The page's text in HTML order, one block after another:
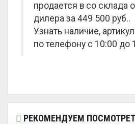
продается в со склада
дилера за 449 500 руб..
Узнать наличие,
по телефону с 10:00 до
РЕКОМЕНДУЕМ